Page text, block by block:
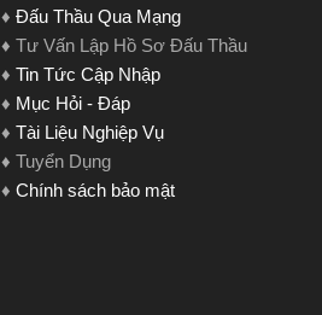
♦ Đấu Thầu Qua Mạng
♦ Tư Vấn Lập Hồ Sơ Đấu Thầu
♦ Tin Tức Cập Nhập
♦ Mục Hỏi - Đáp
♦ Tài Liệu Nghiệp Vụ
♦ Tuyển Dụng
♦ Chính sách bảo mật